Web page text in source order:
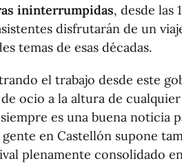
ininterrumpidas, desde las
disfrutarán de un
temas de esas décadas.
el trabajo desde este
ocio a la altura de
es una buena noticia
en Castellón supone
plenamente consolidado